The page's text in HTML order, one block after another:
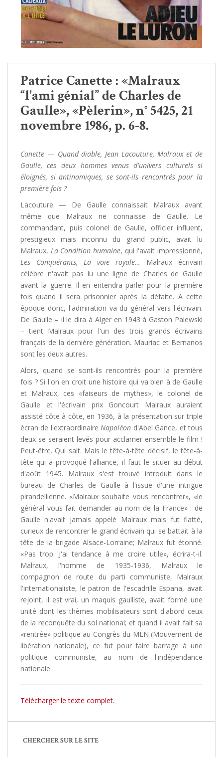
Patrice Canette : «Malraux
“l'ami génial” de Charles de
Gaulle», «Pèlerin», n° 5425, 21
novembre 1986, p. 6-8.
Canette — Quand diable, Jean Lacouture, Malraux et de
Gaulle, ces deux hommes venus d'univers culturels si
éloignés, si antinomiques, se sont-ils rencontrés pour la
première fois ?
Lacouture — De Gaulle connaissait Malraux avant
même que Malraux ne connaisse de Gaulle. Le
commandant, puis colonel de Gaulle, officier influent,
prestigieux mais inconnu du grand public, avait lu
Malraux, La Condition humaine, qui l'avait impressionné,
Les Conquérants, La voie royale…
Malraux écrivain
célèbre n'avait pas lu une ligne de Charles de Gaulle
avant la guerre. Il en entendra parler pour la première
fois quand il sera prisonnier après la défaite. A cette
époque donc, l'admiration va du général vers l'écrivain.
De Gaulle – il le dira à Alger en 1943 à Gaston Palewski
– tient Malraux pour l'un des trois grands écrivains
français de la dernière génération. Mauriac et Bernanos
sont les deux autres.
Alors, quand se sont-ils rencontrés pour la première
fois ? Si l'on en croit une histoire qui va bien à de Gaulle
et Malraux, ces «faiseurs de mythes», le colonel de
Gaulle et l'écrivain prix Goncourt Malraux auraient
assisté côte à côte, en 1936, à la présentation sur triple
écran de l'extraordinaireNapoléon d'Abel Gance, et tous
deux se seraient levés pour acclamer ensemble le film !
Peut-être. Qui sait. Mais le tête-à-tête décisif, le tête-à-
tête qui a provoqué l'alliance, il faut le situer au début
d'août 1945. Malraux s'est trouvé introduit dans le
bureau de Charles de Gaulle à l'issue d'une intrigue
pirandellienne. «Malraux souhaite vous rencontrer», «le
général vous fait demander au nom de la France» : de
Gaulle n'avait jamais appelé Malraux mais fut flatté,
curieux de rencontrer le grand écrivain qui se battait à la
tête de la brigade Alsace-Lorraine; Malraux fut étonné.
«Pas trop. J'ai tendance à me croire utile», écrira-t-il.
Malraux, l'homme de 1935-1936, Malraux le
compagnon de route du parti communiste, Malraux
l'internationaliste, le patron de l'escadrille Espana, avait
rejoint, il est vrai, un maquis gaulliste, avait formé une
unité dont les thèmes mobilisateurs sont d'abord ceux
de la reconquête du sol national; et quand il avait fait sa
«rentrée» politique au Congrès du MLN (Mouvement de
libération nationale), ce fut pour faire barrage à une
politique communiste, au nom de l'indépendance
nationale…
Télécharger le texte complet.
CHERCHER SUR LE SITE